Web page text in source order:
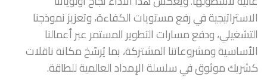
الاستراتيجية في رفع مستويات الكفاءة، وتعزيز نموذجنا
التشغيلي، ودفع مسارات التطوير المستمر عبر أعمالنا
الأساسية ومشروعاتنا المشتركة، بما يُرسّخ مكانة ناقلات
كشريك موثوق في سلسلة الإمداد العالمية للطاقة.